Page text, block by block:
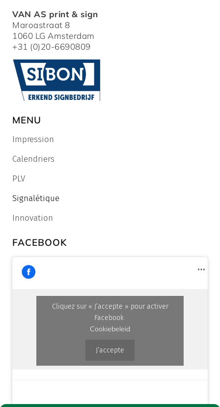
VAN AS print & sign
Maroastraat 8
1060 LG Amsterdam
+31 (0)20-6690809
MENU
Impression
Calendriers
PLV
Signalétique
Innovation
FACEBOOK
Cliquez sur « J’accepte » pour activer
Facebook
Cookiebeleid
J’accepte